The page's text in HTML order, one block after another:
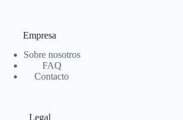
Empresa
Sobre nosotros
FAQ
Contacto
Legal